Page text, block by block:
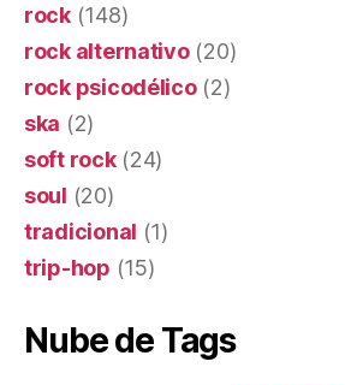
rock(148)
rock alternativo(20)
rock psicodélico(2)
ska (2)
soft rock(24)
soul (20)
tradicional (1)
trip-hop (15)
Nube de Tags